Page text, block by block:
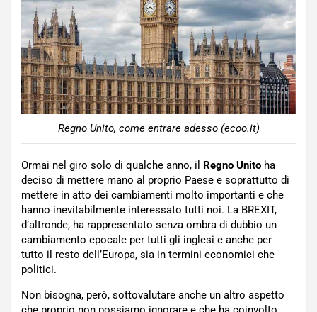
Regno Unito, come entrare adesso (ecoo.it)
Ormai nel giro solo di qualche anno, il Regno Unito ha
deciso di mettere mano al proprio Paese e soprattutto di
mettere in atto dei cambiamenti molto importanti e che
hanno inevitabilmente interessato tutti noi. La BREXIT,
d’altronde, ha rappresentato senza ombra di dubbio un
cambiamento epocale per tutti gli inglesi e anche per
tutto il resto dell’Europa, sia in termini economici che
politici.
Non bisogna, però, sottovalutare anche un altro aspetto